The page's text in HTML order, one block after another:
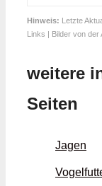
Hinweis: Letzte
Links | Bilder von
weitere
Seiten
Jagen